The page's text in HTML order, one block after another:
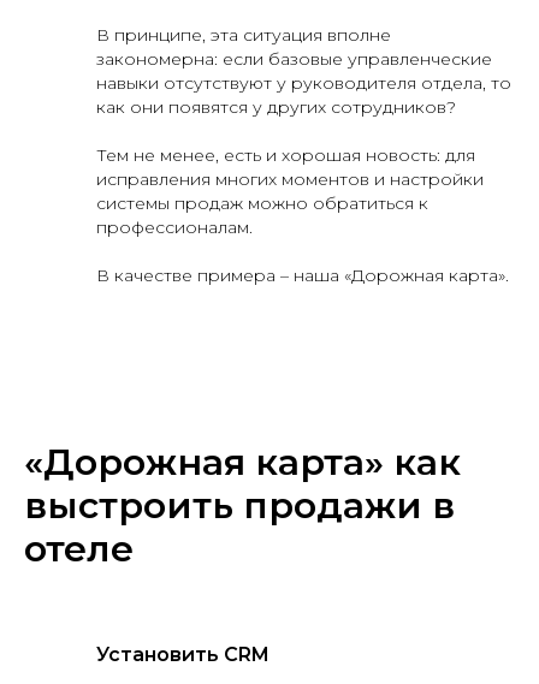
В принципе, эта ситуация вполне
закономерна: если базовые управленческие
навыки отсутствуют у руководителя отдела, то
как они появятся у других сотрудников?
Тем не менее, есть и хорошая новость: для
исправления многих моментов и настройки
системы продаж можно обратиться к
профессионалам.
В качестве примера – наша «Дорожная карта».
«Дорожная карта» как
выстроить продажи в
отеле
Установить CRM